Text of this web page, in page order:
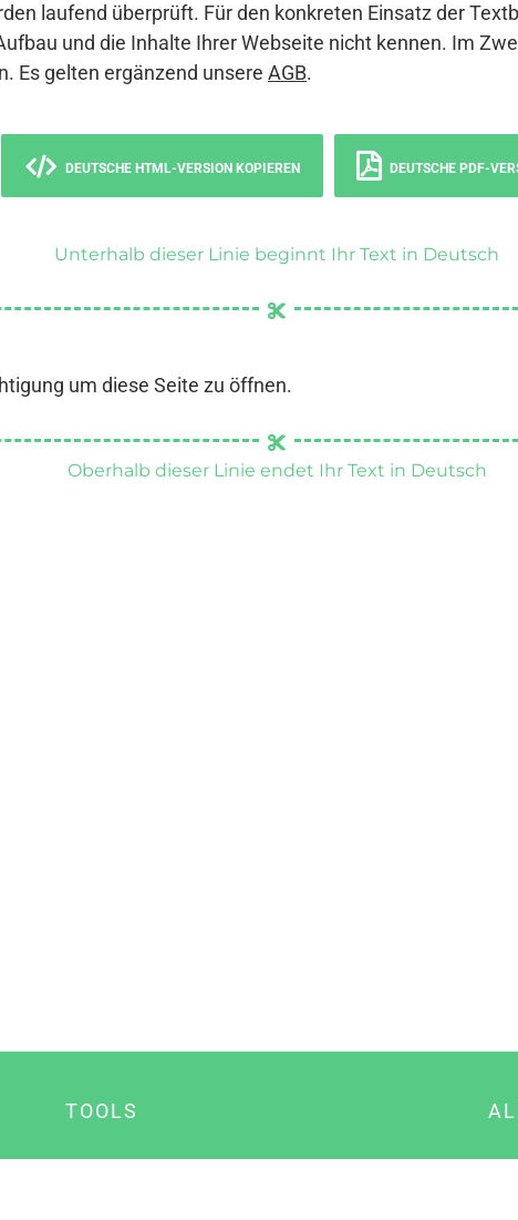
laufend überprüft. Für den konkreten Einsatz der
und die Inhalte Ihrer Webseite nicht kennen. Im
Es gelten ergänzend unsere AGB.
DEUTSCHE HTML-VERSION KOPIEREN DEUTSCHE PDF-
Unterhalb dieser Linie beginnt Ihr Text in Deutsch
um diese Seite zu öffnen.
Oberhalb dieser Linie endet Ihr Text in Deutsch
TOOLS